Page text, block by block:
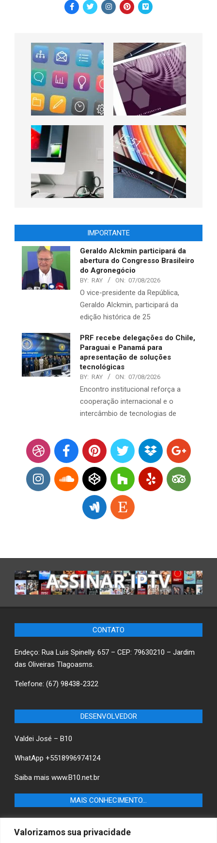
Valorizamos sua privacidade
IMPORTANTE
Geraldo Alckmin participará da
abertura do Congresso Brasileiro
do Agronegócio
BY: RAY ON: 07/08/2026
O vice-presidente da República,
Geraldo Alckmin, participará da
edição histórica de 25
PRF recebe delegações do Chile,
Paraguai e Panamá para
apresentação de soluções
tecnológicas
BY: RAY ON: 07/08/2026
Encontro institucional reforça a
cooperação internacional e o
intercâmbio de tecnologias de
CONTATO
Endeço: Rua Luis Spinelly. 657 – CEP: 79630210 – Jardim
das Oliveiras Tlagoasms.
Telefone: (67) 98438-2322
DESENVOLVEDOR
Valdei José – B10
WhatApp +5518996974124
Saiba mais www.B10.net.br
MAIS CONHECIMENTO…
Castilho-SP e descubra as melhores empresas e serviços